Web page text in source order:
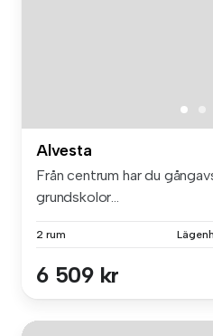
Alvesta
Från centrum har du
grundskolor...
2 rum
6 509 kr